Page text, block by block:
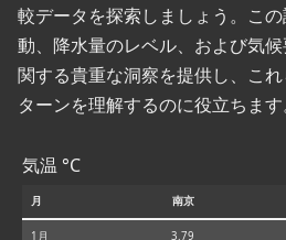
較データを探索しましょう。こ
動、降水量のレベル、および気
関する貴重な洞察を提供し、こ
ターンを理解するのに役立ちます
気温 °C
月 南京
1月 3.79